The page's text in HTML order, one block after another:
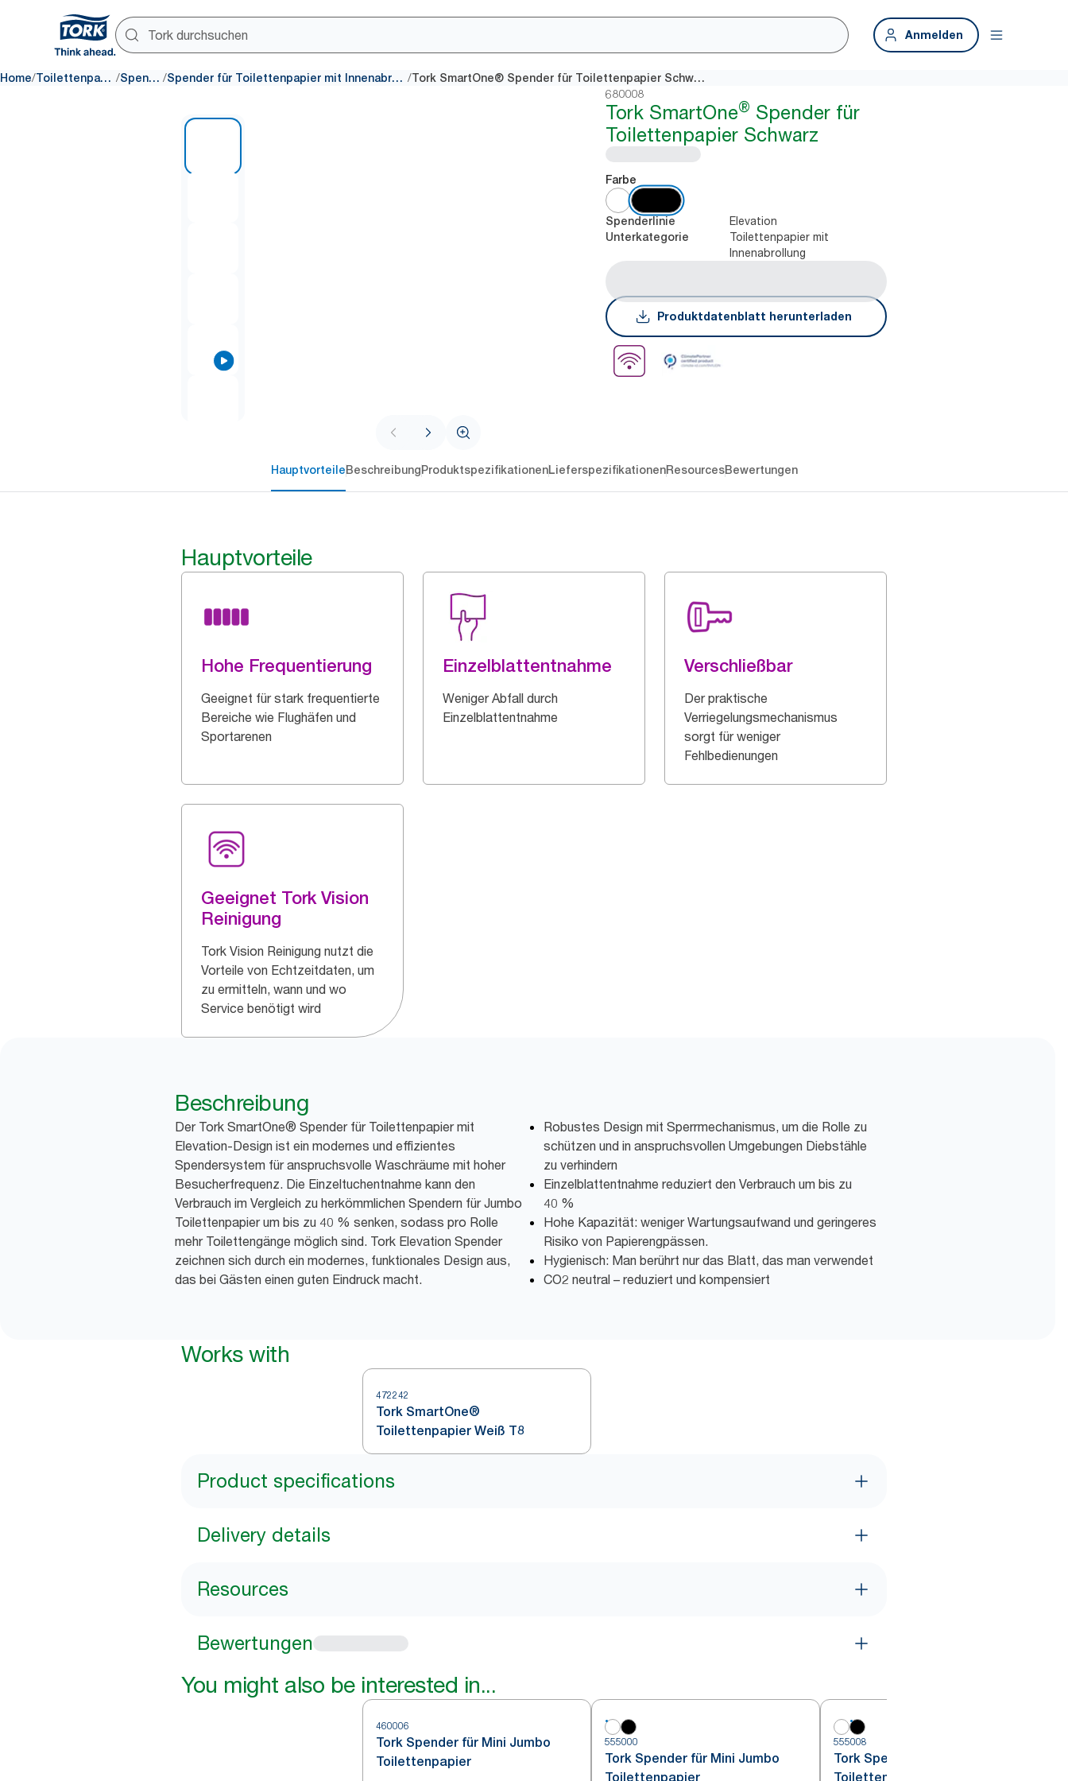
Anmelden
Home/ Toilettenpapier / Spender / Spender für Toilettenpapier mit Innenabrollung / Tork SmartOne® Spender für Toilettenpapier Schwarz
680008
Tork SmartOne® Spender für
Toilettenpapier Schwarz
Farbe
Spenderlinie Elevation
Unterkategorie
Toilettenpapier mit
Innenabrollung
Produktdatenblatt herunterladen
HauptvorteileBeschreibungProduktspezifikationenLieferspezifikationenResourcesBewertungen
Hauptvorteile
Hohe Frequentierung
Geeignet für stark frequentierte
Bereiche wie Flughäfen und
Sportarenen
Einzelblattentnahme
Weniger Abfall durch
Einzelblattentnahme
Verschließbar
Der praktische
Verriegelungsmechanismus
sorgt für weniger
Fehlbedienungen
Geeignet Tork Vision
Reinigung
Tork Vision Reinigung nutzt die
Vorteile von Echtzeitdaten, um
zu ermitteln, wann und wo
Service benötigt wird
Beschreibung
Der Tork SmartOne® Spender für Toilettenpapier mit
Elevation-Design ist ein modernes und effizientes
Spendersystem für anspruchsvolle Waschräume mit hoher
Besucherfrequenz. Die Einzeltuchentnahme kann den
Verbrauch im Vergleich zu herkömmlichen Spendern für Jumbo
Toilettenpapier um bis zu 40 % senken, sodass pro Rolle
mehr Toilettengänge möglich sind. Tork Elevation Spender
zeichnen sich durch ein modernes, funktionales Design aus,
das bei Gästen einen guten Eindruck macht.
Robustes Design mit Sperrmechanismus, um die Rolle zu
schützen und in anspruchsvollen Umgebungen Diebstähle
zu verhindern
Einzelblattentnahme reduziert den Verbrauch um bis zu
40 %
Hohe Kapazität: weniger Wartungsaufwand und geringeres
Risiko von Papierengpässen.
Hygienisch: Man berührt nur das Blatt, das man verwendet
CO2 neutral – reduziert und kompensiert
Works with
472242
Tork SmartOne®
Toilettenpapier Weiß T8
Product specifications
Delivery details
Resources
Bewertungen
You might also be interested in...
460006
Tork Spender für Mini Jumbo
Toilettenpapier
555000
Tork Spender für Mini Jumbo
Toilettenpapier
555008
Tork Spender für Mini Jumbo
Toilettenpapier